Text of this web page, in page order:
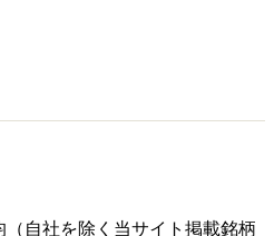
（自社を除く当サイト掲載銘柄